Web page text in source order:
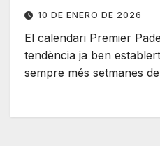
10 DE ENERO DE 2026
El calendari Premier
tendència ja ben
sempre més setmanes